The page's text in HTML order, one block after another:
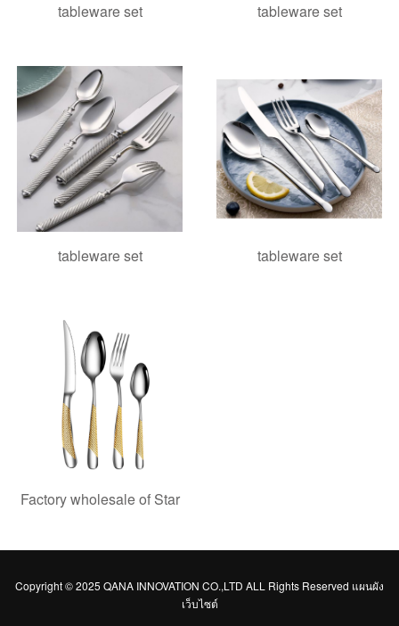
tableware set tableware set
tableware set tableware set
Factory wholesale of Star
Copyright © 2025 QANA INNOVATION CO.,LTD ALL Rights Reserved แผนผัง
เว็บไซต์